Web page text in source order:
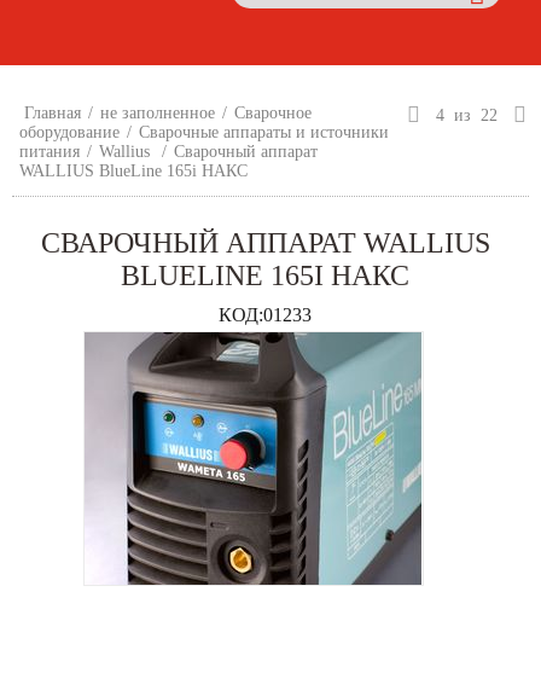
Главная / не заполненное / Сварочное
оборудование / Сварочные аппараты и источники
питания / Wallius / Сварочный аппарат
WALLIUS BlueLine 165i НАКС
4 из 22
СВАРОЧНЫЙ АППАРАТ WALLIUS
BLUELINE 165I НАКС
КОД:01233